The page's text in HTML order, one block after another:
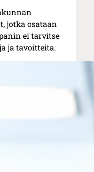
jotka osataan
ei tarvitse
ja tavoitteita.